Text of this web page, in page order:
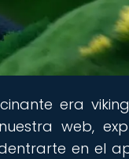
era
web,
en el